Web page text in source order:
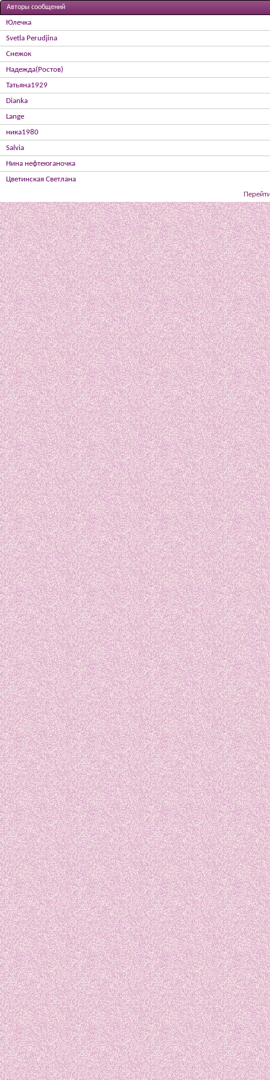
Авторы сообщений
Юлечка
Svetla Perudjina
Снежок
Надежда(Ростов)
Татьяна1929
Dianka
Lange
ника1980
Salvia
Нина нефтеюганочка
Цветинская Светлана